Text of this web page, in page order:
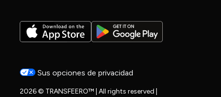
Sus opciones de privacidad
2026 © TRANSFEERO™ | All rights reserved |